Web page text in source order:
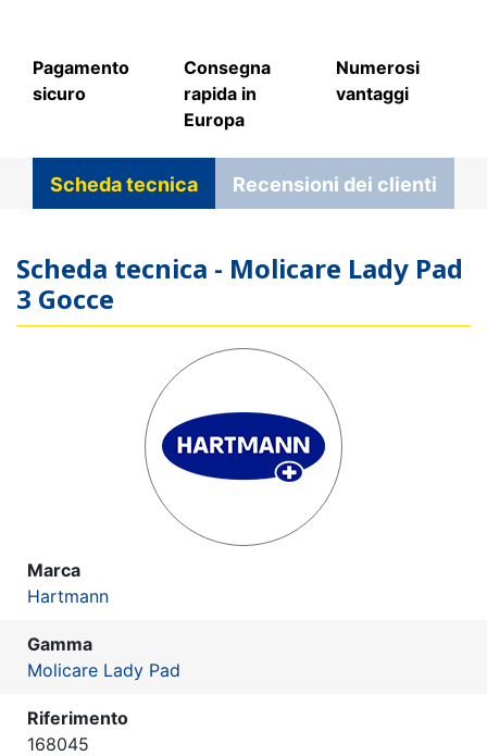
Pagamento
sicuro
Consegna
rapida in
Europa
Numerosi
vantaggi
Scheda tecnica Recensioni dei clienti
Scheda tecnica - Molicare Lady Pad
3 Gocce
Marca
Hartmann
Gamma
Molicare Lady Pad
Riferimento
168045